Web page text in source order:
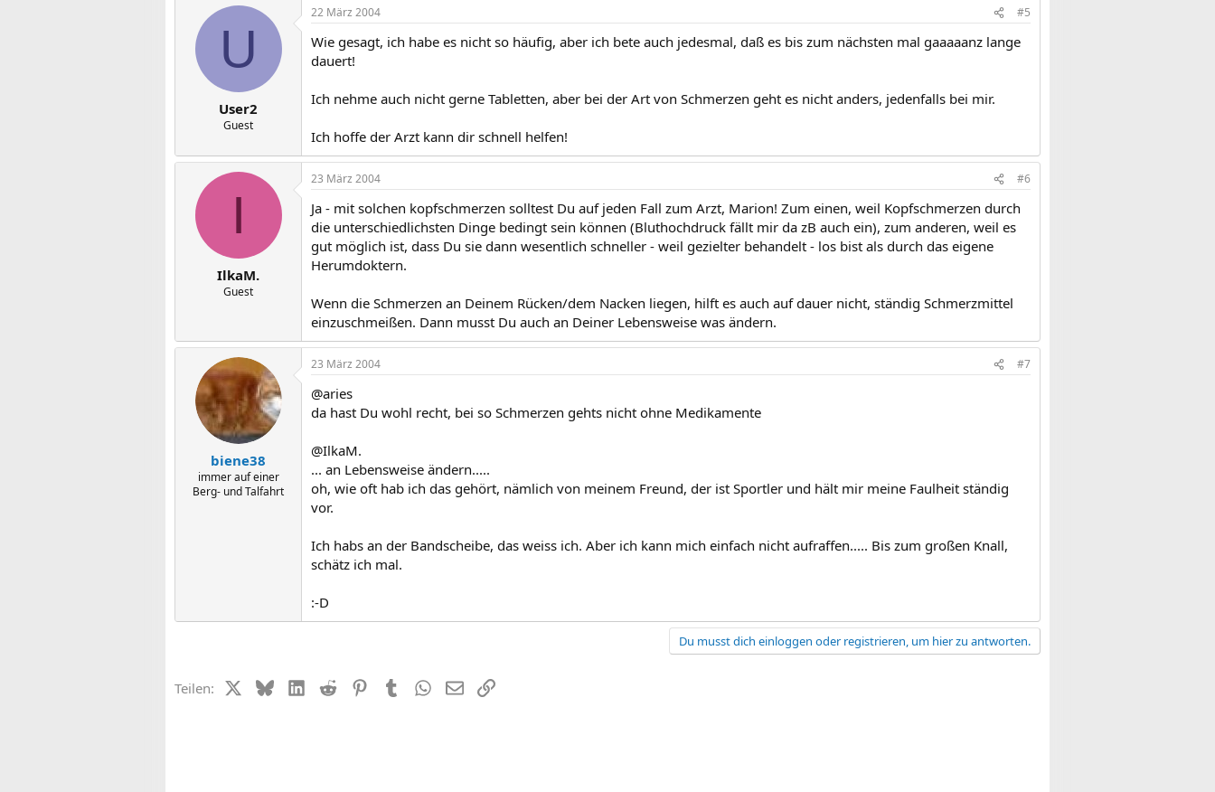
U
User2
Guest
22 März 2004 #5
Wie gesagt, ich habe es nicht so häufig, aber ich bete auch jedesmal, daß es bis zum nächsten mal gaaaaanz lange
dauert!
Ich nehme auch nicht gerne Tabletten, aber bei der Art von Schmerzen geht es nicht anders, jedenfalls bei mir.
Ich hoffe der Arzt kann dir schnell helfen!
I
IlkaM.
Guest
23 März 2004 #6
Ja - mit solchen kopfschmerzen solltest Du auf jeden Fall zum Arzt, Marion! Zum einen, weil Kopfschmerzen durch
die unterschiedlichsten Dinge bedingt sein können (Bluthochdruck fällt mir da zB auch ein), zum anderen, weil es
gut möglich ist, dass Du sie dann wesentlich schneller - weil gezielter behandelt - los bist als durch das eigene
Herumdoktern.
Wenn die Schmerzen an Deinem Rücken/dem Nacken liegen, hilft es auch auf dauer nicht, ständig Schmerzmittel
einzuschmeißen. Dann musst Du auch an Deiner Lebensweise was ändern.
biene38
immer auf einer
Berg- und Talfahrt
23 März 2004 #7
@aries
da hast Du wohl recht, bei so Schmerzen gehts nicht ohne Medikamente
@IlkaM.
... an Lebensweise ändern.....
oh, wie oft hab ich das gehört, nämlich von meinem Freund, der ist Sportler und hält mir meine Faulheit ständig
vor.
Ich habs an der Bandscheibe, das weiss ich. Aber ich kann mich einfach nicht aufraffen..... Bis zum großen Knall,
schätz ich mal.
:-D
Du musst dich einloggen oder registrieren, um hier zu antworten.
Teilen: X (Twitter)
BlueskyLinkedIn
Reddit PinterestTumblrWhatsApp
E-MailLink